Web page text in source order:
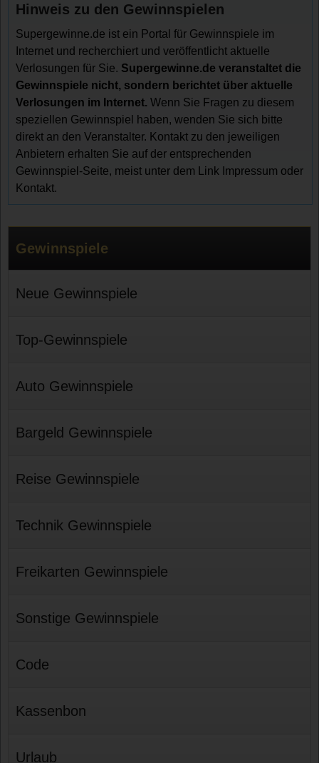
Hinweis zu den Gewinnspielen
Supergewinne.de ist ein Portal für Gewinnspiele im
Internet und recherchiert und veröffentlicht aktuelle
Verlosungen für Sie. Supergewinne.de veranstaltet die
Gewinnspiele nicht, sondern berichtet über aktuelle
Verlosungen im Internet. Wenn Sie Fragen zu diesem
speziellen Gewinnspiel haben, wenden Sie sich bitte
direkt an den Veranstalter. Kontakt zu den jeweiligen
Anbietern erhalten Sie auf der entsprechenden
Gewinnspiel-Seite, meist unter dem Link Impressum oder
Kontakt.
Gewinnspiele
Neue Gewinnspiele
Top-Gewinnspiele
Auto Gewinnspiele
Bargeld Gewinnspiele
Reise Gewinnspiele
Technik Gewinnspiele
Freikarten Gewinnspiele
Sonstige Gewinnspiele
Code
Kassenbon
Urlaub